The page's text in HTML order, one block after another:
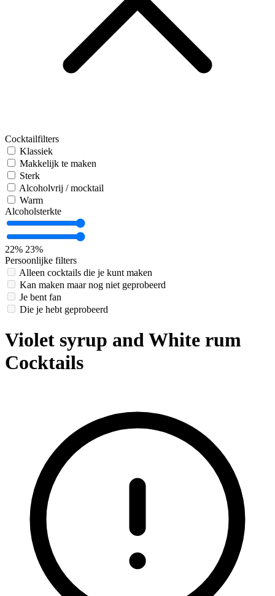
Cocktailfilters
Klassiek
Makkelijk te maken
Sterk
Alcoholvrij / mocktail
Warm
Alcoholsterkte
22% 23%
Persoonlijke filters
Alleen cocktails die je kunt maken
Kan maken maar nog niet geprobeerd
Je bent fan
Die je hebt geprobeerd
Violet syrup and White rum
Cocktails